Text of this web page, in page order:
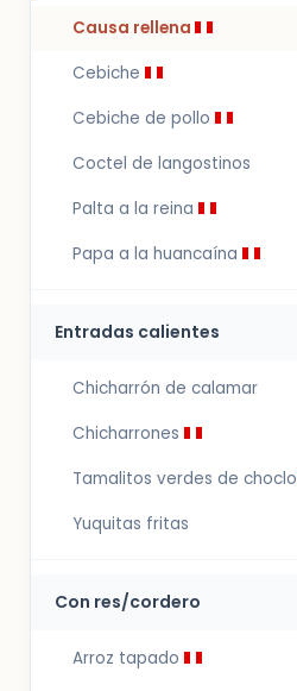
Causa rellena
Cebiche
Cebiche de pollo
Coctel de langostinos
Palta a la reina
Papa a la huancaína
Entradas calientes
Chicharrón de calamar
Chicharrones
Tamalitos verdes de choclo
Yuquitas fritas
Con res/cordero
Arroz tapado